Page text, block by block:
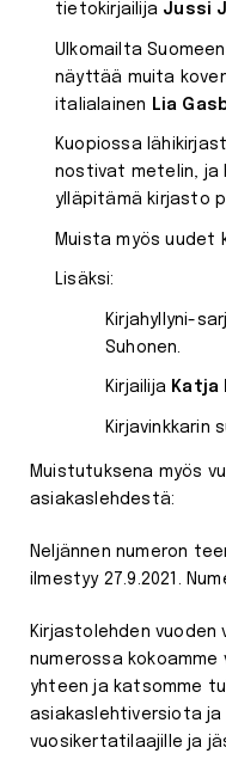
tietokirjailija Jussi
Ulkomailta
näyttää muita
italialainen Lia
Kuopiossa
nostivat metelin, ja
ylläpitämä kirjasto
Muista myös uudet
Lisäksi:
Kirjahyllyni-
Suhonen.
Kirjailija Katja
Kirjavinkkarin
Muistutuksena myös
asiakaslehdestä:
Neljännen numeron
ilmestyy 27.9.2021.
Kirjastolehden vuoden
numerossa
yhteen ja katsomme
asiakaslehtiversiota
vuosikertatilaajille ja